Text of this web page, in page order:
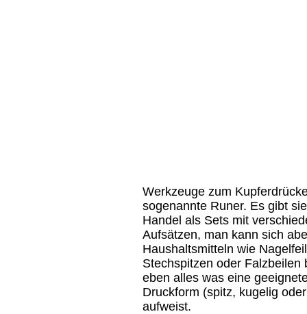
Werkzeuge zum
sogenannte Runer. Es gibt
Handel als Sets mit
Aufsätzen, man kann sich
Haushaltsmitteln wie
Stechspitzen oder Falzbeilen
eben alles was eine
Druckform (spitz, kugelig
aufweist.